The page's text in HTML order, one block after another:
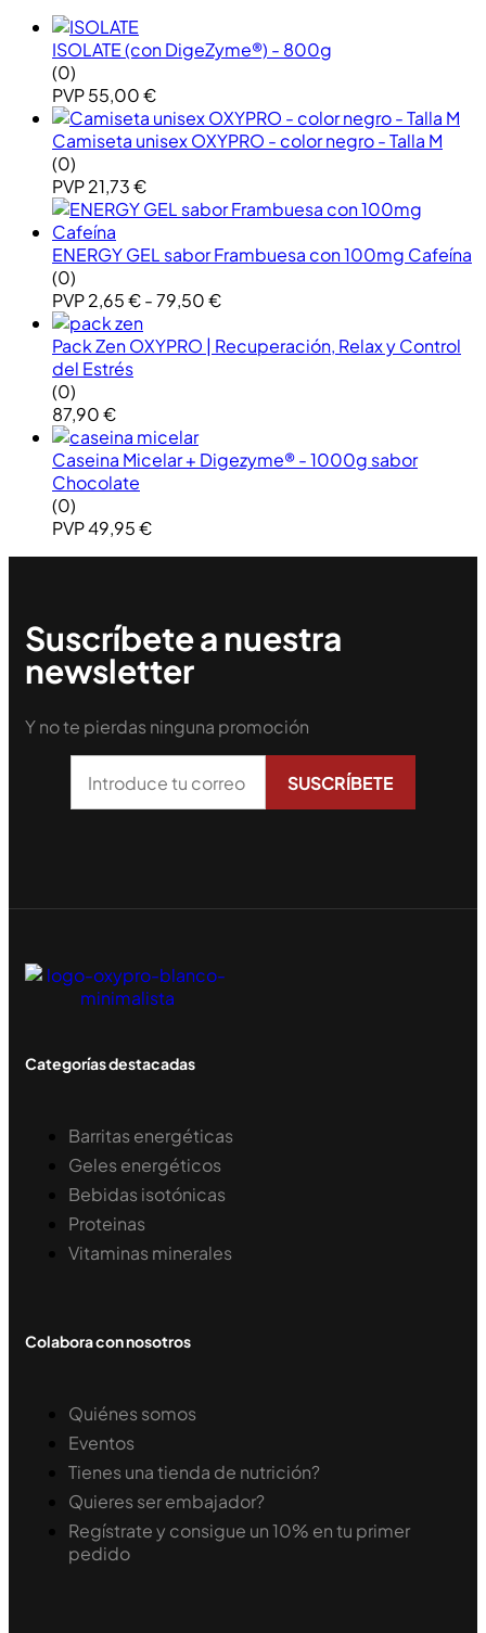
ISOLATE (con DigeZyme®) - 800g
(0)
PVP55,00€
Camiseta unisex OXYPRO - color negro - Talla M
(0)
PVP21,73€
ENERGY GEL sabor Frambuesa con 100mg Cafeína
(0)
PVP2,65€-79,50€
Pack Zen OXYPRO | Recuperación, Relax y Control
del Estrés
(0)
87,90€
Caseina Micelar + Digezyme® - 1000g sabor
Chocolate
(0)
PVP49,95€
Suscríbete a nuestra
newsletter
Y no te pierdas ninguna promoción
Categorías destacadas
Barritas energéticas
Geles energéticos
Bebidas isotónicas
Proteinas
Vitaminas minerales
Colabora con nosotros
Quiénes somos
Eventos
Tienes una tienda de nutrición?
Quieres ser embajador?
Regístrate y consigue un 10% en tu primer
pedido